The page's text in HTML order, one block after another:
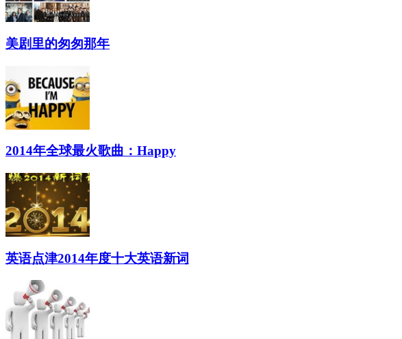
美剧里的匆匆那年
2014年全球最火歌曲：Happy
英语点津2014年度十大英语新词